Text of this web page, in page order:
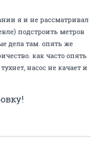
я и не рассматривал
подстроить метров
дела там. опять же
как часто опять
насос не качает и